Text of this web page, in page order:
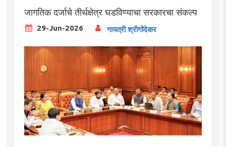
जागतिक दर्जाचे तीर्थक्षेत्र घडविण्याचा सरकारचा संकल्प
29-Jun-2026 गायत्री श्रीगोंदेकर